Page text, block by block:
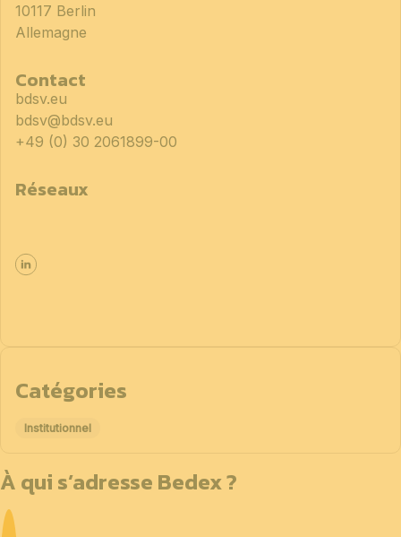
10117 Berlin
Allemagne
Contact
bdsv.eu
bdsv@bdsv.eu
+49 (0) 30 2061899-00
Réseaux
Catégories
Institutionnel
À qui s’adresse Bedex ?